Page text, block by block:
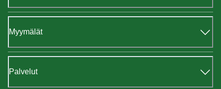
Myymälät
Palvelut